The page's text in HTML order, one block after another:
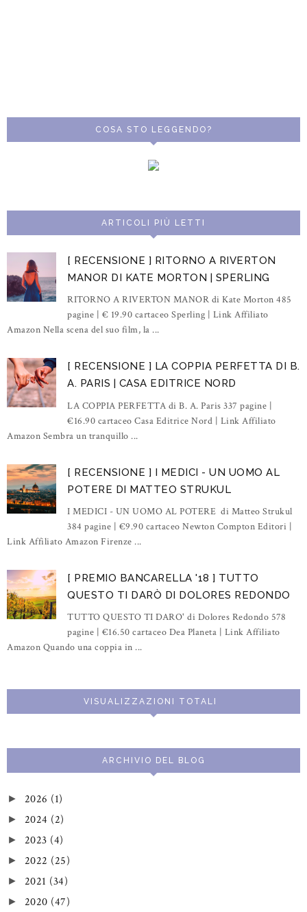
COSA STO LEGGENDO?
ARTICOLI PIÙ LETTI
[ RECENSIONE ] RITORNO A RIVERTON
MANOR DI KATE MORTON | SPERLING
RITORNO A RIVERTON MANOR di Kate Morton 485
pagine | € 19.90 cartaceo Sperling | Link Affiliato
Amazon Nella scena del suo film, la ...
[ RECENSIONE ] LA COPPIA PERFETTA DI B.
A. PARIS | CASA EDITRICE NORD
LA COPPIA PERFETTA di B. A. Paris 337 pagine |
€16.90 cartaceo Casa Editrice Nord | Link Affiliato
Amazon Sembra un tranquillo ...
[ RECENSIONE ] I MEDICI - UN UOMO AL
POTERE DI MATTEO STRUKUL
I MEDICI - UN UOMO AL POTERE di Matteo Strukul
384 pagine | €9.90 cartaceo Newton Compton Editori |
Link Affiliato Amazon Firenze ...
[ PREMIO BANCARELLA '18 ] TUTTO
QUESTO TI DARÒ DI DOLORES REDONDO
TUTTO QUESTO TI DARO' di Dolores Redondo 578
pagine | €16.50 cartaceo Dea Planeta | Link Affiliato
Amazon Quando una coppia in ...
VISUALIZZAZIONI TOTALI
ARCHIVIO DEL BLOG
► 2026 (1)
► 2024 (2)
► 2023 (4)
► 2022 (25)
► 2021 (34)
► 2020 (47)